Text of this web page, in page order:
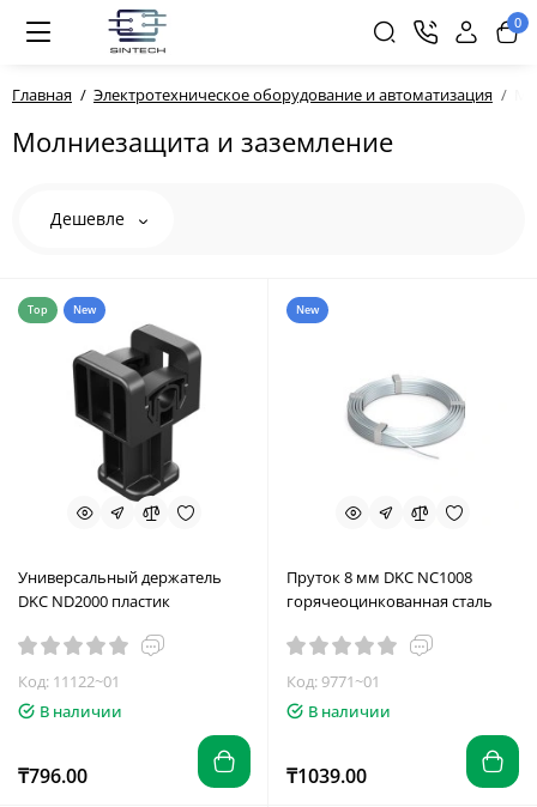
0
Главная Электротехническое оборудование и автоматизация
Молниезащита и заземление
Дешевле
Top New
Универсальный держатель
DKC ND2000 пластик
Код: 11122~01
В наличии
₸796.00
New
Пруток 8 мм DKC NC1008
горячеоцинкованная сталь
Код: 9771~01
В наличии
₸1039.00